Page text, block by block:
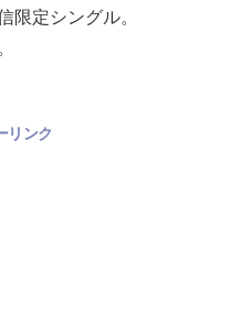
限定シングル。
リンク